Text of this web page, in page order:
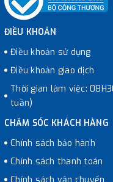
ĐIỀU KHOẢN
Điều khoản sử dụng
Điều khoản giao dịch
Thời gian làm việc:
tuần)
CHĂM SÓC KHÁCH HÀNG
Chính sách bảo hành
Chính sách thanh toán